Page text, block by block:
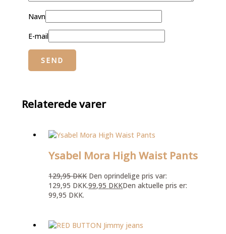
Navn
E-mail
Relaterede varer
Ysabel Mora High Waist Pants
129,95DKK Den oprindelige pris var:
129,95 DKK.99,95 DKKDen aktuelle pris er:
99,95 DKK.